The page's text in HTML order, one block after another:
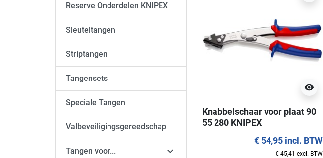
Reserve Onderdelen KNIPEX
Sleuteltangen
Striptangen
Tangensets
Speciale Tangen
Valbeveiligingsgereedschap
Tangen voor... 
visibility
Knabbelschaar voor plaat 90
55 280 KNIPEX
€ 54,95 incl. BTW
€ 45,41 excl. BTW